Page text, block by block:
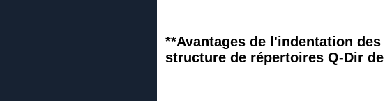
**Avantages de l'indentation
structure de répertoires Q-Dir